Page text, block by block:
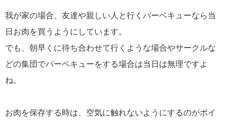
我が家の場合、友達や親しい人と行くバーベキューなら当
日お肉を買うようにしています。
でも、朝早くに待ち合わせて行くような場合やサークルな
どの集団でバーベキューをする場合は当日は無理ですよ
ね。
お肉を保存する時は、空気に触れないようにするのがポイ